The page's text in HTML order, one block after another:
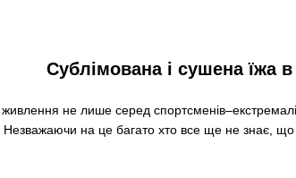
Сублімована і сушена їжа в
не лише серед
на це багато хто все ще не знає, що